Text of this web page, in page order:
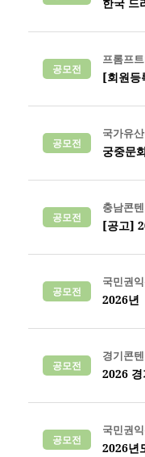
공모전
프롬프
[회원등
공모전
국가유
궁중문
공모전
충남콘
[공고]
공모전
국민권
2026년
공모전
경기콘
2026
공모전
국민권
2026년